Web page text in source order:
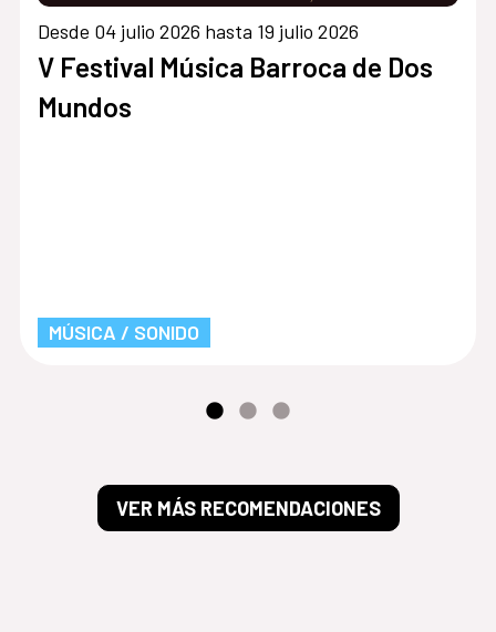
Desde 04 julio 2026 hasta 19 julio 2026
V Festival Música Barroca de Dos
Mundos
MÚSICA / SONIDO
VER MÁS RECOMENDACIONES